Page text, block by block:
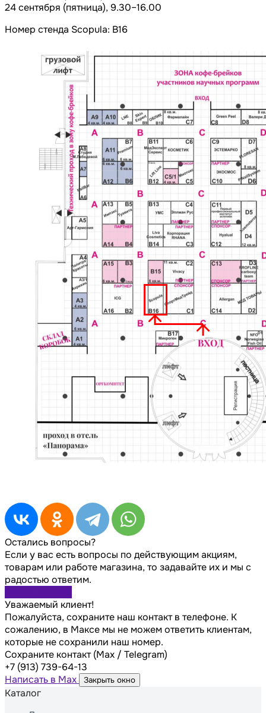
24 сентября (пятница), 9.30–16.00
Номер стенда Scopula: B16
Остались вопросы?
Если у вас есть вопросы по действующим акциям,
товарам или работе магазина, то задавайте их и мы с
радостью ответим.
Уважаемый клиент!
Пожалуйста, сохраните наш контакт в телефоне. К
сожалению, в Максе мы не можем ответить клиентам,
которые не сохранили наш номер.
Сохраните контакт (Max / Telegram)
+7 (913) 739-64-13
Написать в Max
Закрыть окно
Каталог